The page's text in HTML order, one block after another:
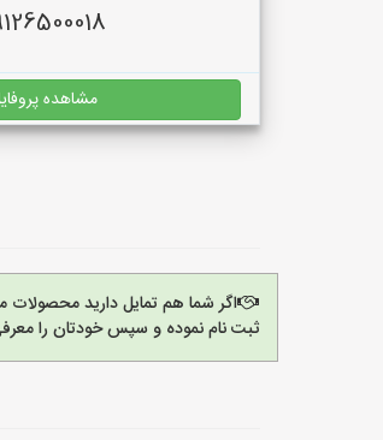
مشاهده
اگر شما هم تمایل دارید محصولات
ثبت نام نموده و سپس خودتان را